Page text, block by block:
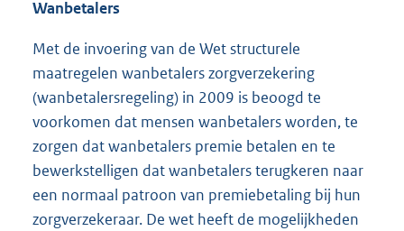
Wanbetalers
Met de invoering van de Wet structurele
maatregelen wanbetalers zorgverzekering
(wanbetalersregeling) in 2009 is beoogd te
voorkomen dat mensen wanbetalers worden, te
zorgen dat wanbetalers premie betalen en te
bewerkstelligen dat wanbetalers terugkeren naar
een normaal patroon van premiebetaling bij hun
zorgverzekeraar. De wet heeft de mogelijkheden